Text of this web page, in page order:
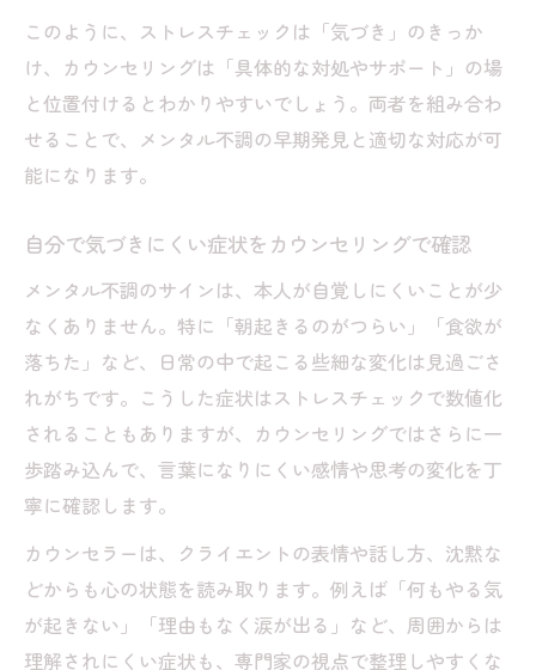
カウンセリングが果たす義務化時代の役割
とは
ストレスチェック義務化とカウンセリング
の連動性
ング活用法
厚生労働省のストレスチェック義務と相談
カウンセリングで義務化ストレスチェック
を活かす方法
学生や社会人に役立つ心のストレスチェック実
践例
カウンセリングと連携した学生向けストレ
スチェック
社会人が実践できるセルフストレスチェッ
クと相談法
家庭と職場で役立つカウンセリング相談事
このように、ストレスチェックは「気づき」のきっか
け、カウンセリングは「具体的な対処やサポート」の場
と位置付けるとわかりやすいでしょう。両者を組み合わ
せることで、メンタル不調の早期発見と適切な対応が可
能になります。
自分で気づきにくい症状をカウンセリングで確認
メンタル不調のサインは、本人が自覚しにくいことが少
なくありません。特に「朝起きるのがつらい」「食欲が
落ちた」など、日常の中で起こる些細な変化は見過ごさ
れがちです。こうした症状はストレスチェックで数値化
されることもありますが、カウンセリングではさらに一
歩踏み込んで、言葉になりにくい感情や思考の変化を丁
寧に確認します。
カウンセラーは、クライエントの表情や話し方、沈黙な
どからも心の状態を読み取ります。例えば「何もやる気
が起きない」「理由もなく涙が出る」など、周囲からは
理解されにくい症状も、専門家の視点で整理しやすくな